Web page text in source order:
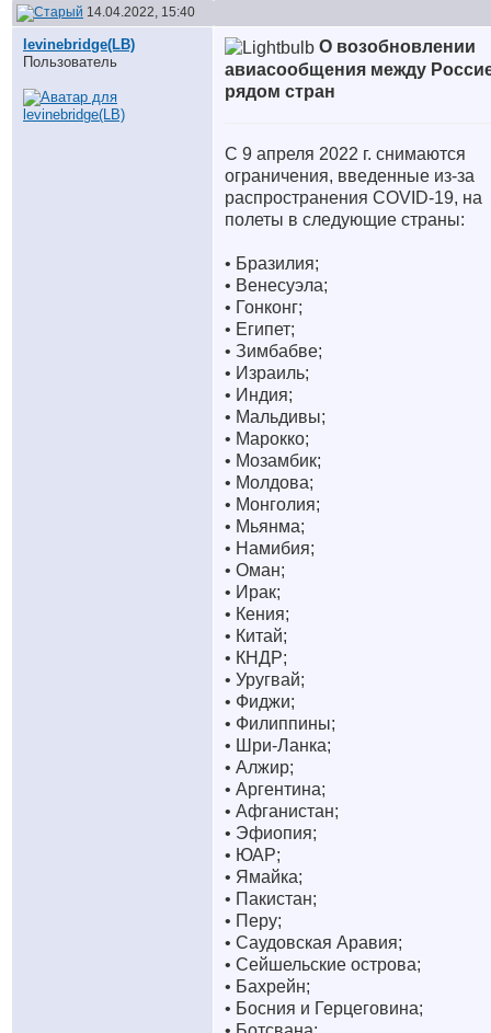
14.04.2022, 15:40
levinebridge(LB)
Пользователь
О возобновлении
авиасообщения между
рядом стран
С 9 апреля 2022 г. снимаются
ограничения, введенные из-за
распространения COVID-19, на
полеты в следующие страны:
• Бразилия;
• Венесуэла;
• Гонконг;
• Египет;
• Зимбабве;
• Израиль;
• Индия;
• Мальдивы;
• Марокко;
• Мозамбик;
• Молдова;
• Монголия;
• Мьянма;
• Намибия;
• Оман;
• Ирак;
• Кения;
• Китай;
• КНДР;
• Уругвай;
• Фиджи;
• Филиппины;
• Шри-Ланка;
• Алжир;
• Аргентина;
• Афганистан;
• Эфиопия;
• ЮАР;
• Ямайка;
• Пакистан;
• Перу;
• Саудовская Аравия;
• Сейшельские острова;
• Бахрейн;
• Босния и Герцеговина;